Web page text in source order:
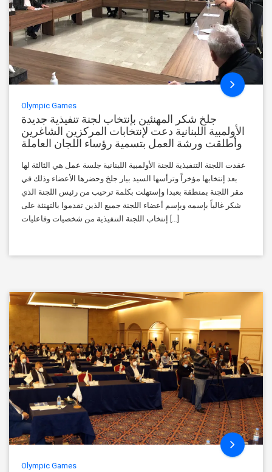
Olympic Games
جلخ شكر المهنئين بإنتخاب لجنة تنفيذية جديدة
الأولمبية اللبنانية دعت لإنتخابات المركزين الشاغرين
وأطلقت ورشة العمل بتسمية رؤساء اللجان العاملة
عقدت اللجنة التنفيذية للجنة الأولمبية اللبنانية جلسة عمل هي الثالثة لها
بعد إنتخابها مؤخراً وترأسها السيد بيار جلخ وحضرها الأعضاء وذلك في
مقر اللجنة بمنطقة بعبدا وإستهلت بكلمة ترحيب من رئيس اللجنة الذي
شكر غالياً بإسمه وبإسم أعضاء اللجنة جميع الذين تقدموا بالتهنئة على
إنتخاب اللجنة التنفيذية من شخصيات وفاعليات […]
Olympic Games